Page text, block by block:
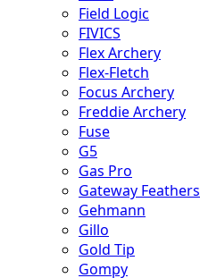
Field Logic
FIVICS
Flex Archery
Flex-Fletch
Focus Archery
Freddie Archery
Fuse
G5
Gas Pro
Gateway Feathers
Gehmann
Gillo
Gold Tip
Gompy